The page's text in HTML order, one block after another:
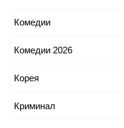
Комедии
Комедии 2026
Корея
Криминал